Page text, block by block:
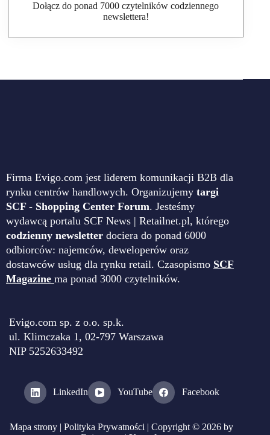
Dołącz do ponad 7000 czytelników codziennego
newslettera!
Firma Evigo.com jest liderem komunikacji B2B dla
rynku centrów handlowych. Organizujemy targi
SCF - Shopping Center Forum. Jesteśmy
wydawcą portalu SCF News | Retailnet.pl, którego
codzienny newsletter dociera do ponad 6000
odbiorców: najemców, deweloperów oraz
dostawców usług dla rynku retail. Czasopismo SCF
Magazine ma ponad 3000 czytelników.
Evigo.com sp. z o.o. sp.k.
ul. Klimczaka 1, 02-797 Warszawa
NIP 5252633492
LinkedIn YouTube Facebook
Mapa strony |Polityka Prywatności | Copyright © 2026 by